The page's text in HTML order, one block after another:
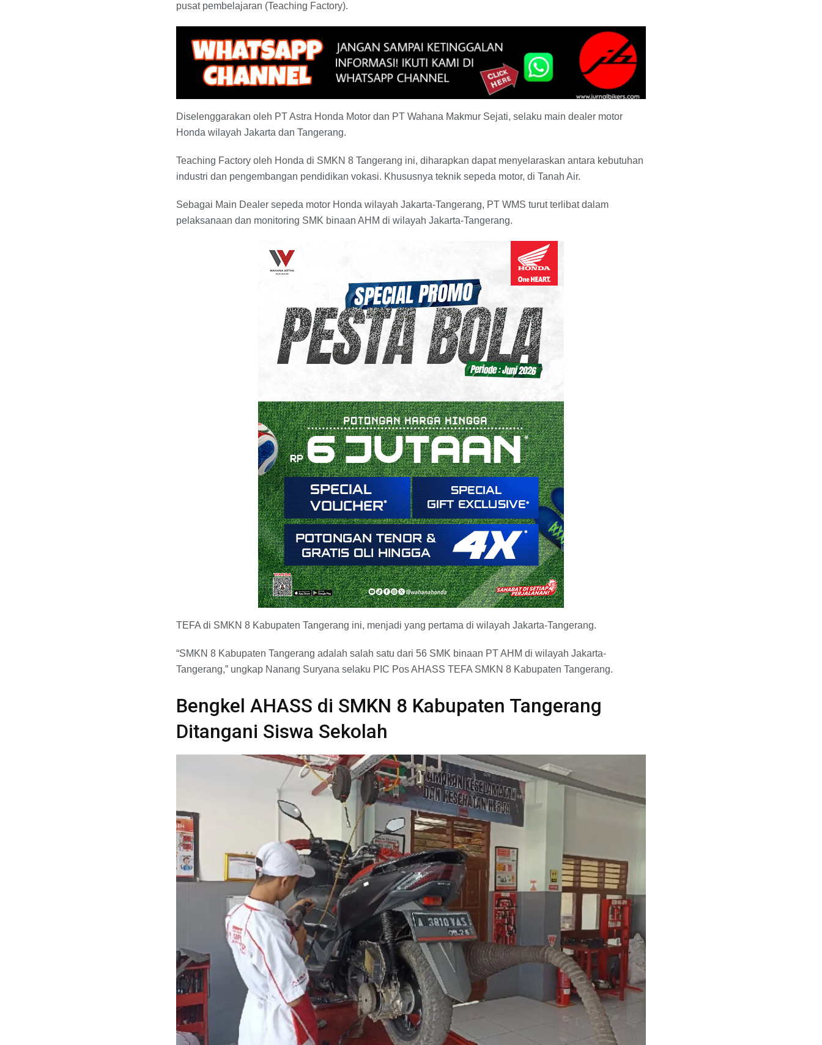
pusat pembelajaran (Teaching Factory).
Diselenggarakan oleh PT Astra Honda Motor dan PT Wahana Makmur Sejati, selaku main dealer motor
Honda wilayah Jakarta dan Tangerang.
Teaching Factory oleh Honda di SMKN 8 Tangerang ini, diharapkan dapat menyelaraskan antara kebutuhan
industri dan pengembangan pendidikan vokasi. Khususnya teknik sepeda motor, di Tanah Air.
Sebagai Main Dealer sepeda motor Honda wilayah Jakarta-Tangerang, PT WMS turut terlibat dalam
pelaksanaan dan monitoring SMK binaan AHM di wilayah Jakarta-Tangerang.
TEFA di SMKN 8 Kabupaten Tangerang ini, menjadi yang pertama di wilayah Jakarta-Tangerang.
“SMKN 8 Kabupaten Tangerang adalah salah satu dari 56 SMK binaan PT AHM di wilayah Jakarta-
Tangerang,” ungkap Nanang Suryana selaku PIC Pos AHASS TEFA SMKN 8 Kabupaten Tangerang.
Bengkel AHASS di SMKN 8 Kabupaten Tangerang
Ditangani Siswa Sekolah